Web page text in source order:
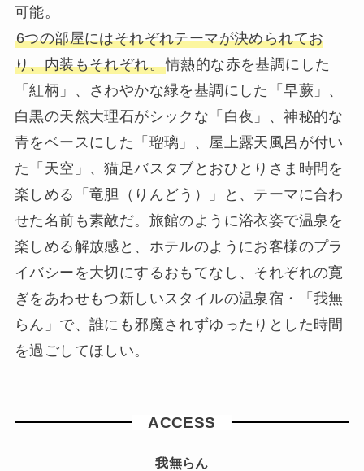
可能。
6つの部屋にはそれぞれテーマが決められてお
り、内装もそれぞれ。情熱的な赤を基調にした
「紅柄」、さわやかな緑を基調にした「早蕨」、
白黒の天然大理石がシックな「白夜」、神秘的な
青をベースにした「瑠璃」、屋上露天風呂が付い
た「天空」、猫足バスタブとおひとりさま時間を
楽しめる「竜胆（りんどう）」と、テーマに合わ
せた名前も素敵だ。旅館のように浴衣姿で温泉を
楽しめる解放感と、ホテルのようにお客様のプラ
イバシーを大切にするおもてなし、それぞれの寛
ぎをあわせもつ新しいスタイルの温泉宿・「我無
らん」で、誰にも邪魔されずゆったりとした時間
を過ごしてほしい。
ACCESS
我無らん